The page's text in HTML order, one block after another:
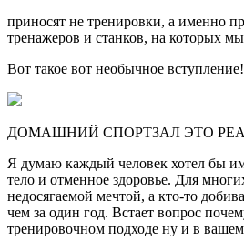
приносят не тренировки, а именно
тренажеров и станков, на которых
Вот такое вот необычное вступление!
ДОМАШНИЙ СПОРТЗАЛ ЭТО
Я думаю каждый человек хотел бы
тело и отменное здоровье. Для
недосягаемой мечтой, а кто-то
чем за один год. Встает вопрос
тренировочном подходе ну и в